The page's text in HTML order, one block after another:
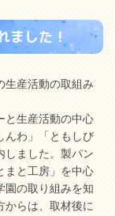
ました！
産活動の取組み
と生産活動の中心
んわ」「ともしび
しました。製パン
まと工房」を中心
園の取り組みを知
からは、取材後に